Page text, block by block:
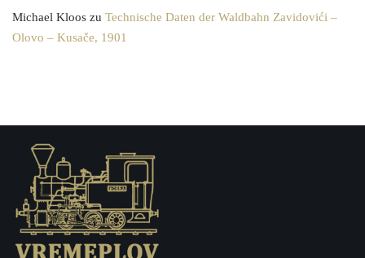
Michael Kloos zu Technische Daten der Waldbahn Zavidovići –
Olovo – Kusače, 1901